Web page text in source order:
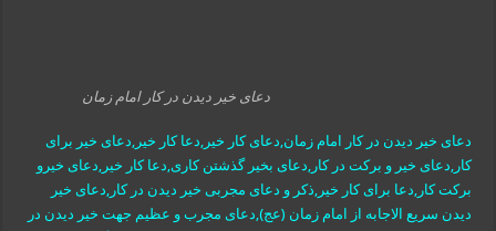
دعای خیر دیدن در کار امام زمان
دعای خیر دیدن در کار امام زمان,دعای کار خیر,دعا کار خیر,دعای خیر برای
کار,دعای خیر و برکت در کار,دعای بخیر گذشتن کاری,دعا کار خیر,دعای خیرو
برکت کار,دعا برای کار خیر,ذکر و دعای مجربی خیر دیدن در کار,دعای خیر
دیدن سریع الاجابه از امام زمان (عج),دعای مجرب و عظیم جهت خیر دیدن در